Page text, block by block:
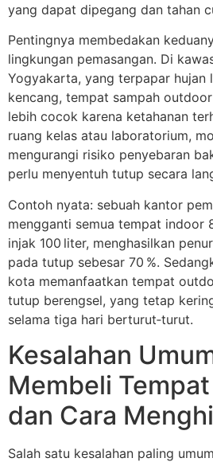
yang dapat dipegang dan tahan
Pentingnya membedakan
lingkungan pemasangan. Di
Yogyakarta, yang terpapar hujan
kencang, tempat sampah
lebih cocok karena ketahanan
ruang kelas atau laboratorium,
mengurangi risiko penyebaran
perlu menyentuh tutup secara
Contoh nyata: sebuah kantor
mengganti semua tempat indoor
injak 100 liter, menghasilkan
pada tutup sebesar 70 %.
kota memanfaatkan tempat
tutup berengsel, yang tetap
selama tiga hari berturut‑turut.
Kesalahan
Membeli
dan Cara
Salah satu kesalahan paling